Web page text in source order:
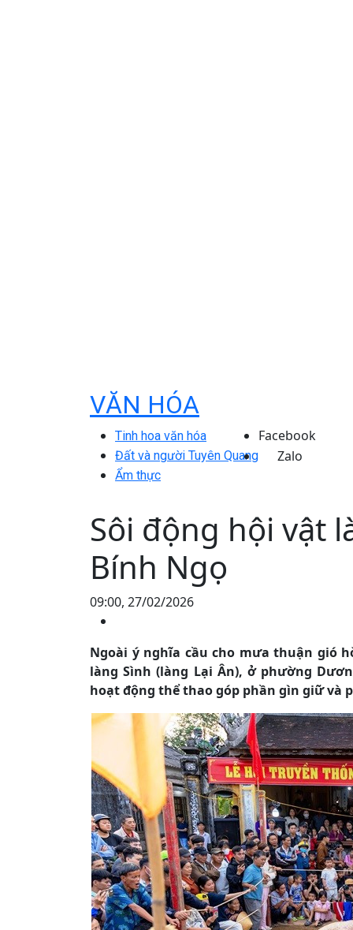
VĂN HÓA
Tinh hoa văn hóa
Đất và người Tuyên Quang
Ẩm thực
Facebook
Zalo
Sôi động hội vật
Bính Ngọ
09:00, 27/02/2026
Ngoài ý nghĩa cầu cho mưa thuận gió
làng Sình (làng Lại Ân), ở phường
hoạt động thể thao góp phần gìn giữ và